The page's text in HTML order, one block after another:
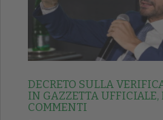
DECRETO SULLA
IN GAZZETTA UFFICIALE,
COMMENTI